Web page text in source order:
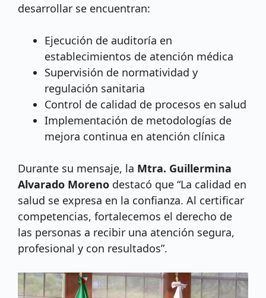
desarrollar se encuentran:
Ejecución de auditoría en
establecimientos de atención médica
Supervisión de normatividad y
regulación sanitaria
Control de calidad de procesos en salud
Implementación de metodologías de
mejora continua en atención clínica
Durante su mensaje, la Mtra. Guillermina
Alvarado Moreno destacó que “La calidad en
salud se expresa en la confianza. Al certificar
competencias, fortalecemos el derecho de
las personas a recibir una atención segura,
profesional y con resultados”.